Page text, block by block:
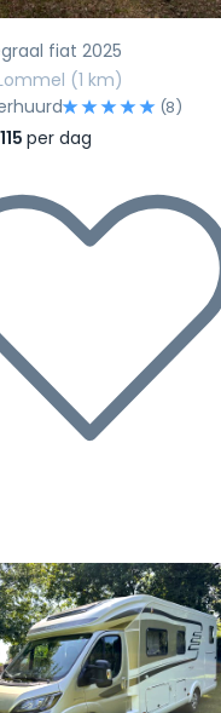
fiat 2025
(1 km)
(8)
per dag